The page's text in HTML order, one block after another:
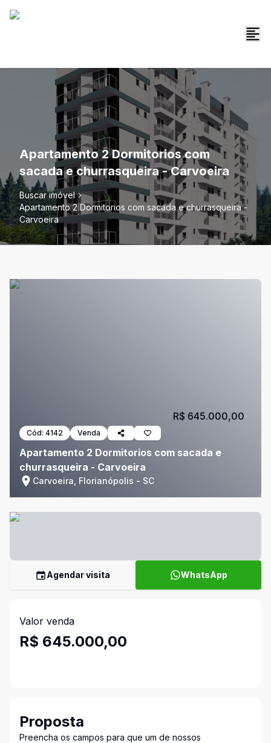
Apartamento 2 Dormitorios com
sacada e churrasqueira - Carvoeira
Buscar imóvel
Apartamento 2 Dormitorios com sacada e churrasqueira -
Carvoeira
Cód: 4142 Venda
Apartamento 2 Dormitorios com sacada e
churrasqueira - Carvoeira
Carvoeira, Florianópolis - SC
R$ 645.000,00
Agendar visita WhatsApp
Valor venda
R$ 645.000,00
Proposta
Preencha os campos para que um de nossos